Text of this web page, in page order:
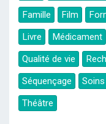
Famille
Film
Livre
Médicament
Qualité de vie
Séquençage
Soins
Théâtre